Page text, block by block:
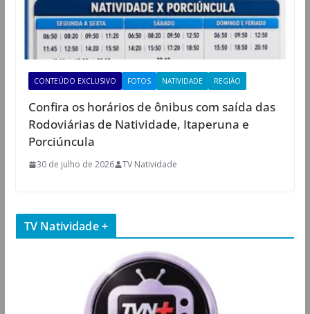
CONTEÚDO EXCLUSIVO FOTOS NATIVIDADE REGIÃO
Confira os horários de ônibus com saída das
Rodoviárias de Natividade, Itaperuna e
Porciúncula
30 de julho de 2026 TV Natividade
TV Natividade +